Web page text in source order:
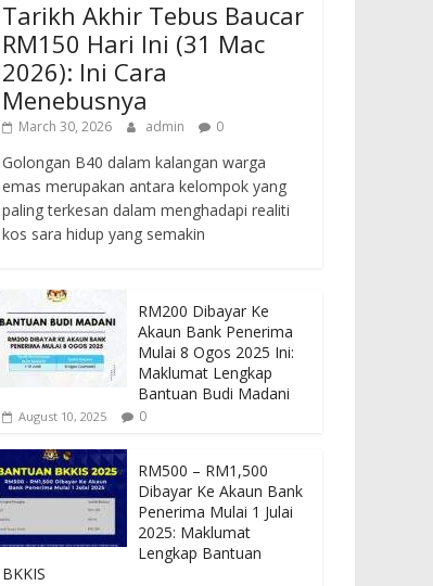
Tarikh Akhir Tebus Baucar
RM150 Hari Ini (31 Mac
2026): Ini Cara
Menebusnya
March 30, 2026 admin 0
Golongan B40 dalam kalangan warga
emas merupakan antara kelompok yang
paling terkesan dalam menghadapi realiti
kos sara hidup yang semakin
RM200 Dibayar Ke
Akaun Bank Penerima
Mulai 8 Ogos 2025 Ini:
Maklumat Lengkap
Bantuan Budi Madani
August 10, 2025 0
RM500 – RM1,500
Dibayar Ke Akaun Bank
Penerima Mulai 1 Julai
2025: Maklumat
Lengkap Bantuan
BKKIS